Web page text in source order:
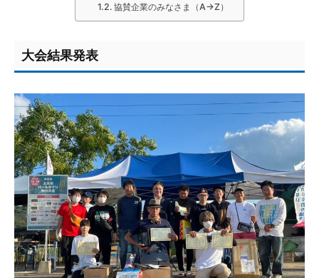
協賛企業のみなさま（A→Z）
大会結果発表